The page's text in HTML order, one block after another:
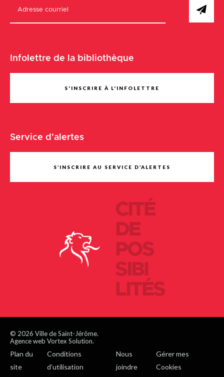
CITÉ
DE
POS
SIBI
LITÉS
Infolettre de la bibliothèque
S'INSCRIRE À L'INFOLETTRE
Service d'alertes
S’INSCRIRE AU SERVICE D’ALERTES
© 2026 Ville de Saint-Jérôme.
Agence web Vortex Solution.
Plan du
site
Conditions
d’utilisation
Nous
joindre
Gérer mes
Cookies